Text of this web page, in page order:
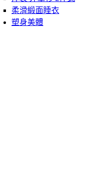
柔滑緞面睡衣
塑身美體